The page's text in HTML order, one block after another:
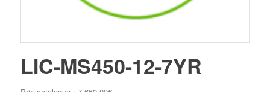
LIC-MS450-12-7YR